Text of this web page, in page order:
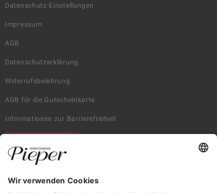
Datenschutz-Einstellungen
Impressum
AGB
Datenschutzerklärung
Widerrufsbelehrung
AGB für die Gutscheinkarte
Informationen zur Barrierefreiheit